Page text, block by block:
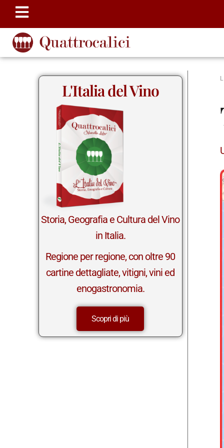
L'Italia del Vino
Storia, Geografia e Cultura del Vino
in Italia.
Regione per regione, con oltre 90
cartine dettagliate, vitigni, vini ed
enogastronomia.
Scopri di più